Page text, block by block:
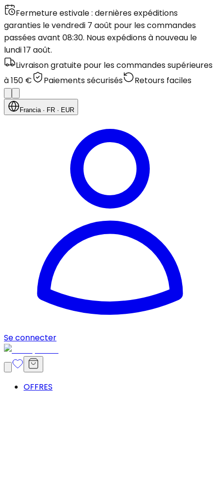
Fermeture estivale : dernières expéditions
garanties le vendredi 7 août pour les commandes
passées avant 08:30. Nous expédions à nouveau le
lundi 17 août.
Livraison gratuite pour les commandes supérieures
à 150 €
Paiements sécurisés Retours faciles
Francia· FR · EUR
Se connecter
OFFRES